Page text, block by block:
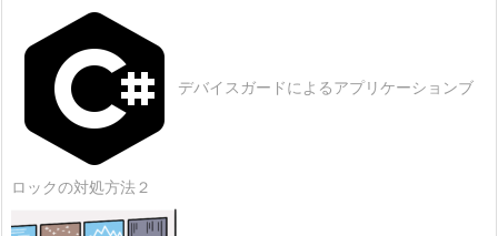
デバイスガードによるアプリケーションブ
ロックの対処方法２